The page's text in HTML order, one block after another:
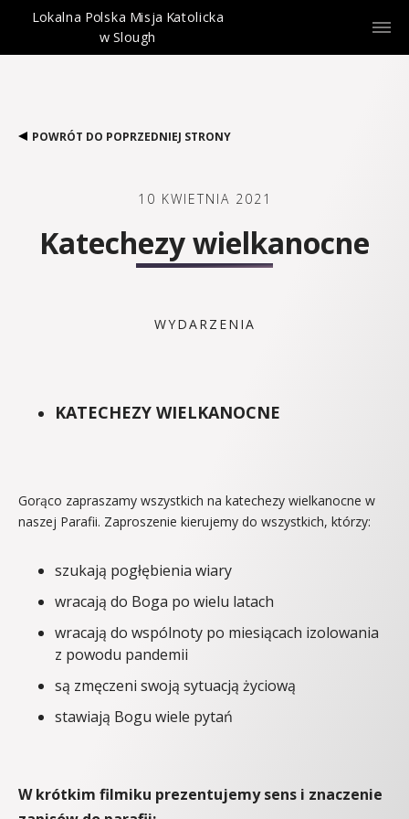
Lokalna Polska Misja Katolicka
w Slough
POWRÓT DO POPRZEDNIEJ STRONY
10 KWIETNIA 2021
Katechezy wielkanocne
WYDARZENIA
KATECHEZY WIELKANOCNE
Gorąco zapraszamy wszystkich na katechezy wielkanocne w
naszej Parafii. Zaproszenie kierujemy do wszystkich, którzy:
szukają pogłębienia wiary
wracają do Boga po wielu latach
wracają do wspólnoty po miesiącach izolowania
z powodu pandemii
są zmęczeni swoją sytuacją życiową
stawiają Bogu wiele pytań
W krótkim filmiku prezentujemy sens i znaczenie